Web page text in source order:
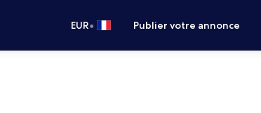
EUR• Publier votre annonce